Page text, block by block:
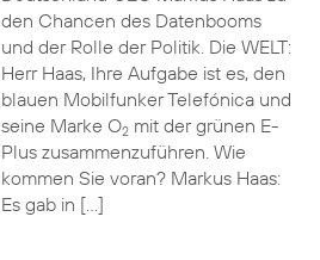
den Chancen des Datenbooms
und der Rolle der Politik. Die WELT:
Herr Haas, Ihre Aufgabe ist es, den
blauen Mobilfunker Telefónica und
seine Marke O2mit der grünen E-
Plus zusammenzuführen. Wie
kommen Sie voran? Markus Haas:
Es gab in […]